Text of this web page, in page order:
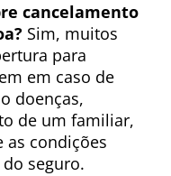
cancelamento
Sim, muitos
para
em caso de
doenças,
de um familiar,
as condições
seguro.